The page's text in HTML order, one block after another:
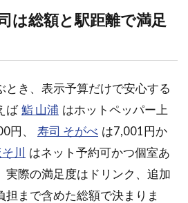
は総額と駅距離で満足
とき、表示予算だけで安心する
ば 鮨 山浦 はホットペッパー上
円、
寿司 そがべ は7,001円か
川 はネット予約可かつ個室あ
実際の満足度はドリンク、追加
まで含めた総額で決まりま